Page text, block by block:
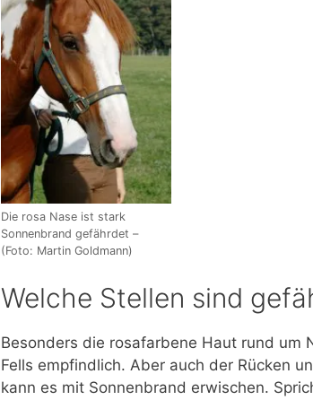
Die rosa Nase ist stark
Sonnenbrand gefährdet –
(Foto: Martin Goldmann)
Welche Stellen sind
Besonders die rosafarbene Haut rund um
Fells empfindlich. Aber auch der Rücken
kann es mit Sonnenbrand erwischen.